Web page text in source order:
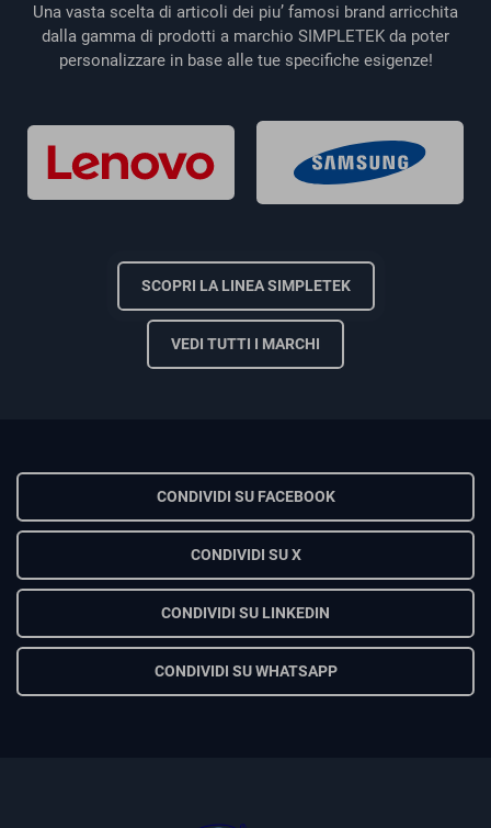
Una vasta scelta di articoli dei piu’ famosi brand arricchita
dalla gamma di prodotti a marchio SIMPLETEK da poter
personalizzare in base alle tue specifiche esigenze!
SCOPRI LA LINEA SIMPLETEK
VEDI TUTTI I MARCHI
CONDIVIDI SU FACEBOOK
CONDIVIDI SU X
CONDIVIDI SU LINKEDIN
CONDIVIDI SU WHATSAPP